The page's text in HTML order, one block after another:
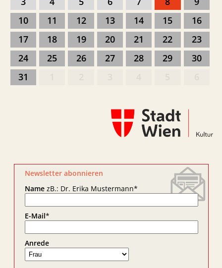
10
11 12 13 14 15
16
17
18 19 20 21 22
23
24
25 26 27 28 29
30
31
Newsletter abonnieren
NamezB.: Dr. Erika Mustermann*
E-Mail*
Anrede